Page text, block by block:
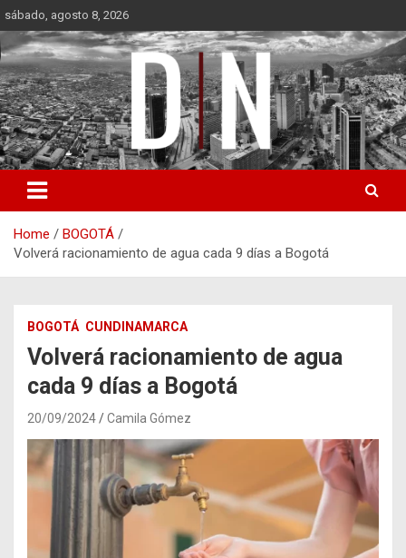
Skip
to
content
sábado, agosto 8, 2026
Diámetro Noticias
Home
BOGOTÁ
Volverá racionamiento de agua cada 9 días a Bogotá
BOGOTÁ CUNDINAMARCA
Volverá racionamiento de agua
cada 9 días a Bogotá
20/09/2024 Camila Gómez